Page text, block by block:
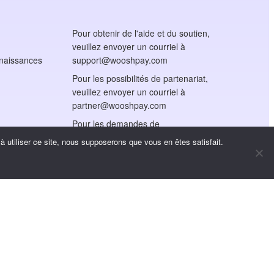
Pour obtenir de l'aide et du soutien,
veuillez envoyer un courriel à
support@wooshpay.com
Pour les possibilités de partenariat,
veuillez envoyer un courriel à
partner@wooshpay.com
Pour les demandes de
renseignements des médias,
veuillez envoyer un courriel à
utiliser ce site, nous supposerons que vous en êtes satisfait.